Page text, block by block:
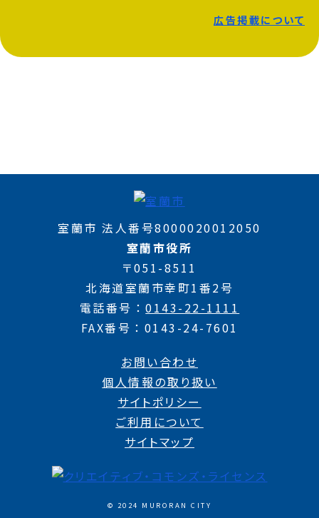
広告掲載について
室蘭市 法人番号8000020012050
室蘭市役所
〒051-8511
北海道室蘭市幸町1番2号
電話番号
0143-22-1111
FAX番号
0143-24-7601
お問い合わせ
個人情報の取り扱い
サイトポリシー
ご利用について
サイトマップ
© 2024 MURORAN CITY